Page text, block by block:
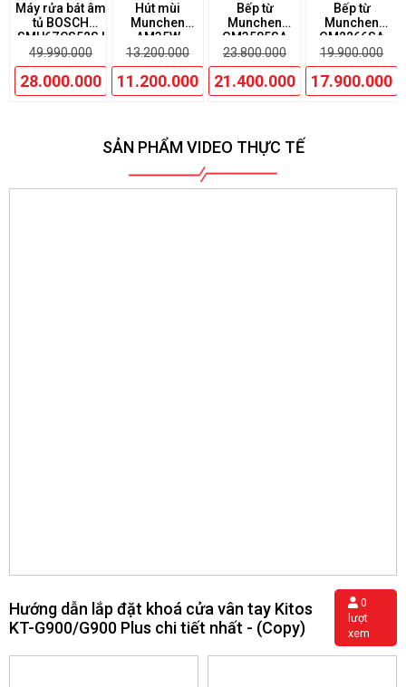
Máy rửa bát âm
tủ BOSCH
SMU6ZCS52S |
Serie 6
49.990.000
28.000.000
Hút mùi
Munchen
AM35W
13.200.000
11.200.000
Bếp từ
Munchen
GM3585SA
23.800.000
21.400.000
Bếp từ
Munchen
GM2266SA
19.900.000
17.900.000
SẢN PHẨM VIDEO THỰC TẾ
Hướng dẫn lắp đặt khoá cửa vân tay Kitos
KT-G900/G900 Plus chi tiết nhất - (Copy)
0
lượt
xem